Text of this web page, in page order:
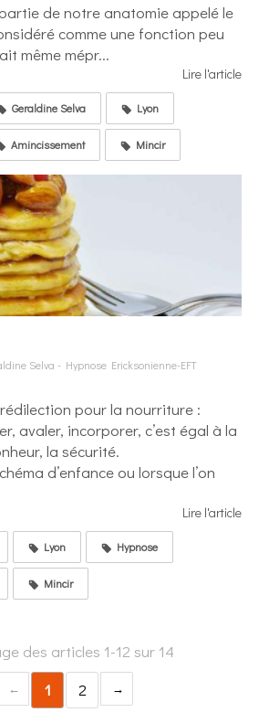
de notre anatomie appelé le
comme une fonction peu
même mépr...
Lire l'article
Geraldine Selva Lyon
Amincissement Mincir
Selva - Hypnose Ericksonienne-EFT
pour la nourriture :
avaler, incorporer, c’est égal à la
la sécurité.
d’enfance ou lorsque l’on
Lire l'article
Lyon Hypnose
Mincir
des articles 1-12 sur 14
1
2